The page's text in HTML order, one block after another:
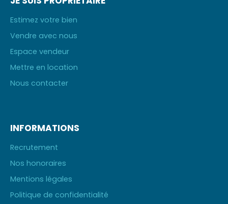
Estimez votre bien
Vendre avec nous
Espace vendeur
Mettre en location
Nous contacter
INFORMATIONS
Recrutement
Nos honoraires
Mentions légales
Politique de confidentialité